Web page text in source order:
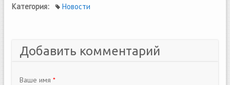
Категория: Новости
Добавить комментарий
Ваше имя *